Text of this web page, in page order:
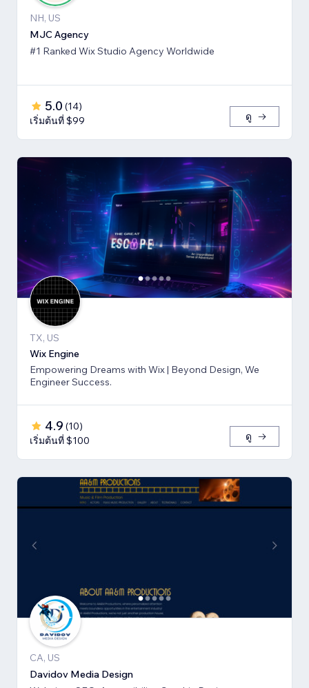
NH, US
MJC Agency
#1 Ranked Wix Studio Agency Worldwide
5.0 (14)
เริ่มต้นที่ $99
ดู
TX, US
Wix Engine
Empowering Dreams with Wix | Beyond Design, We
Engineer Success.
4.9 (10)
เริ่มต้นที่ $100
ดู
CA, US
Davidov Media Design